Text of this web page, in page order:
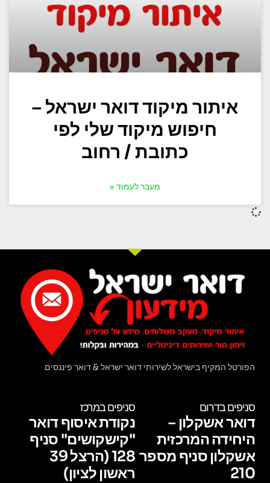
איתור מיקוד דואר ישראל –
חיפוש מיקוד שלי לפי
כתובת / רחוב
מעבר לעמוד »
הפורטל המקיף בישראל לשירותי דואר ישראל & דואר פיננסים
סניפים בדרום
דואר אשקלון –
היחידה המרכזית
אשקלון סניף מספר
210
סניפים במרכז
נקודת איסוף דואר
"קישקושים" סניף
128 (הרצל 39
ראשון לציון)